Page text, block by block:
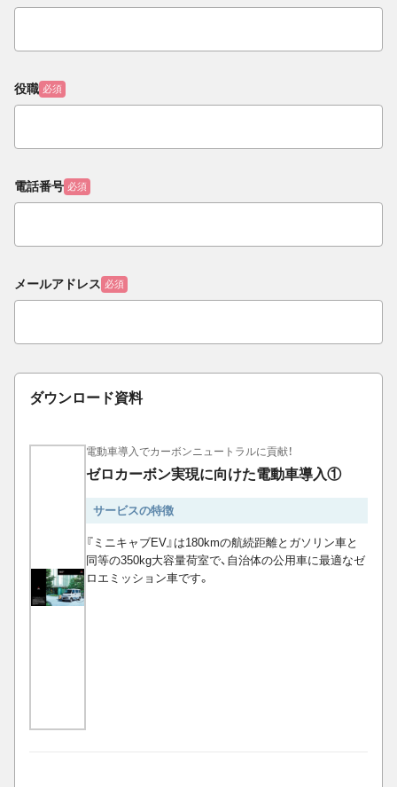
役職 必須
電話番号 必須
メールアドレス 必須
ダウンロード資料
電動車導入でカーボンニュートラルに貢献！
ゼロカーボン実現に向けた電動車導入①
サービスの特徴
『ミニキャブEV』は180kmの航続距離とガソリン車と
同等の350kg大容量荷室で、自治体の公用車に最適なゼ
ロエミッション車です。